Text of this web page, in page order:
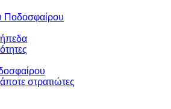
Ποδοσφαίρου
στρατιώτες